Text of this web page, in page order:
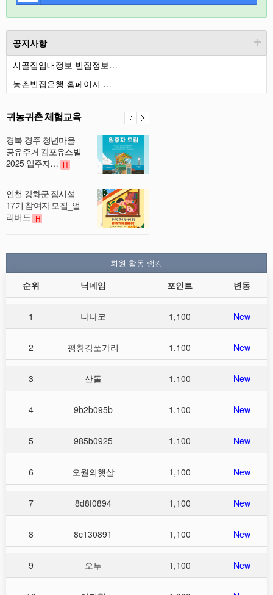
공지사항
시골집임대정보 빈집정보…
농촌빈집은행 홈페이지 …
귀농귀촌 체험교육
경북 경주 청년마을
공유주거 감포유스빌
2025 입주자… H
인천 강화군 잠시섬
17기 참여자 모집_얼
리버드 H
회원 활동 랭킹
순위 닉네임 포인트 변동
1 나나코 1,100 New
2 평창강쏘가리 1,100 New
3 산돌 1,100 New
4 9b2b095b 1,100 New
5 985b0925 1,100 New
6 오월의햇살 1,100 New
7 8d8f0894 1,100 New
8 8c130891 1,100 New
9 오투 1,100 New